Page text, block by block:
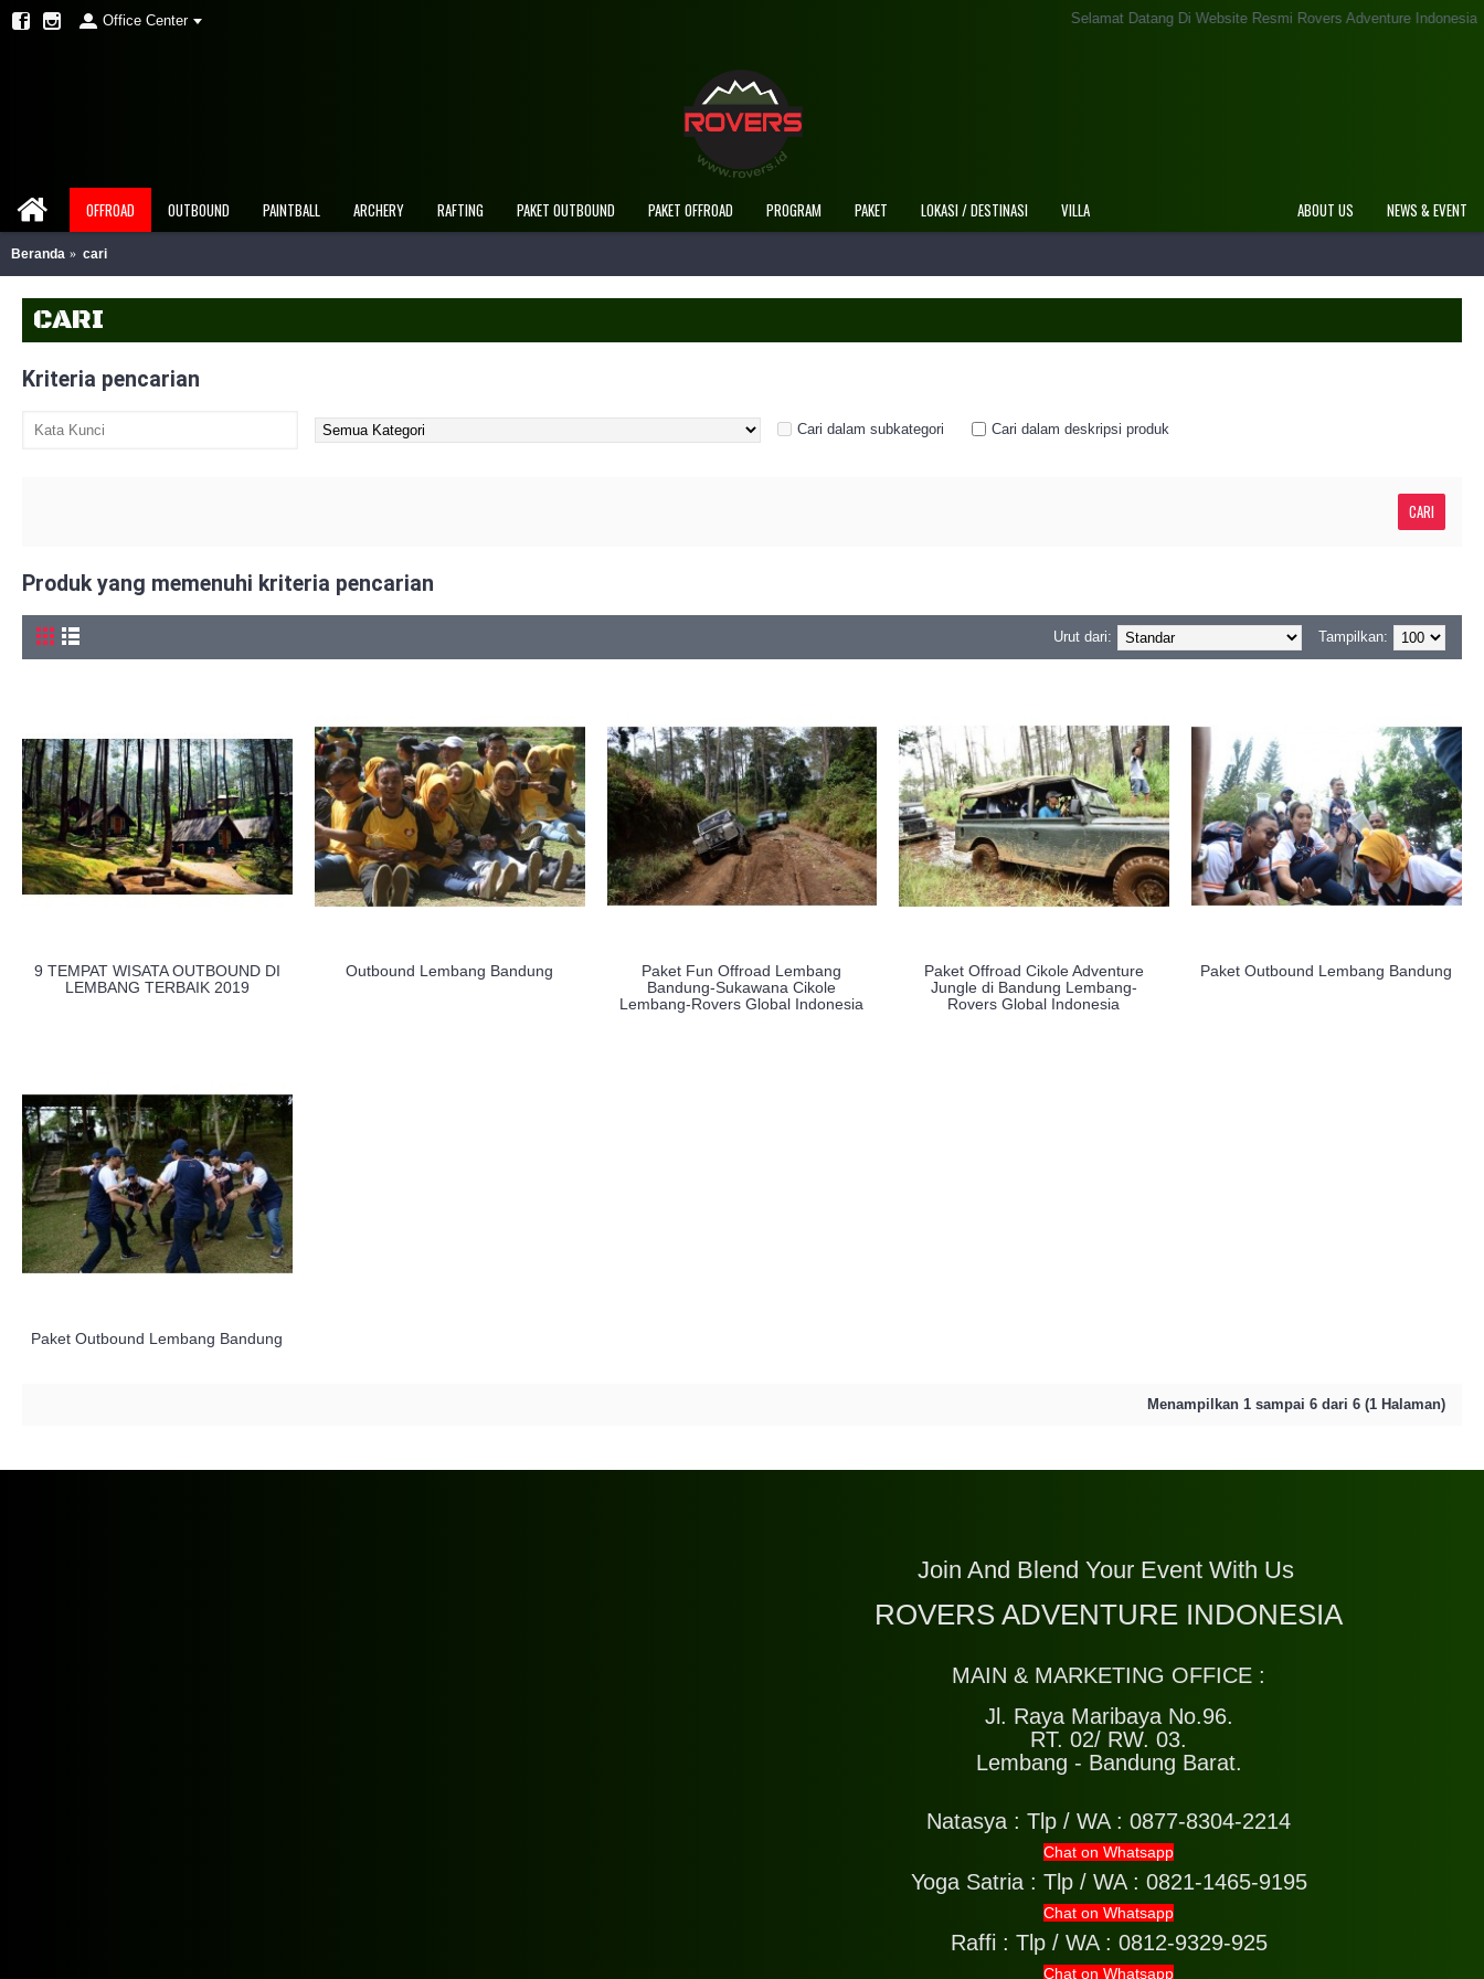
Office Center Selamat Datang Di Website Resmi Rovers Adventure Indonesia
OFFROAD OUTBOUND PAINTBALL ARCHERY RAFTING PAKET OUTBOUND PAKET OFFROAD PROGRAM PAKET LOKASI / DESTINASI VILLA NEWS & EVENT
ABOUT US
Beranda cari
CARI
Kriteria pencarian
Cari dalam subkategori Cari dalam deskripsi produk
Produk yang memenuhi kriteria pencarian
Tampilkan:
Urut dari:
9 TEMPAT WISATA OUTBOUND DI
LEMBANG TERBAIK 2019
Outbound Lembang Bandung
Paket Fun Offroad Lembang
Bandung-Sukawana Cikole
Lembang-Rovers Global Indonesia
Paket Offroad Cikole Adventure
Jungle di Bandung Lembang-
Rovers Global Indonesia
Paket Outbound Lembang Bandung
Paket Outbound Lembang Bandung
Menampilkan 1 sampai 6 dari 6 (1 Halaman)
Join And Blend Your Event With Us
ROVERS ADVENTURE INDONESIA
MAIN & MARKETING OFFICE :
Jl. Raya Maribaya No.96.
RT. 02/ RW. 03.
Lembang - Bandung Barat.
Natasya :Tlp / WA : 0877-8304-2214
Chat on Whatsapp
Yoga Satria : Tlp / WA : 0821-1465-9195
Chat on Whatsapp
Raffi : Tlp / WA : 0812-9329-925
Chat on Whatsapp